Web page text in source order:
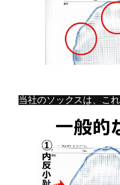
当社のソックスは、こ